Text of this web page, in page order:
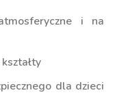
i na
dla dzieci